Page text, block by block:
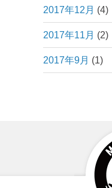
2017年12月 (4)
2017年11月 (2)
2017年9月 (1)